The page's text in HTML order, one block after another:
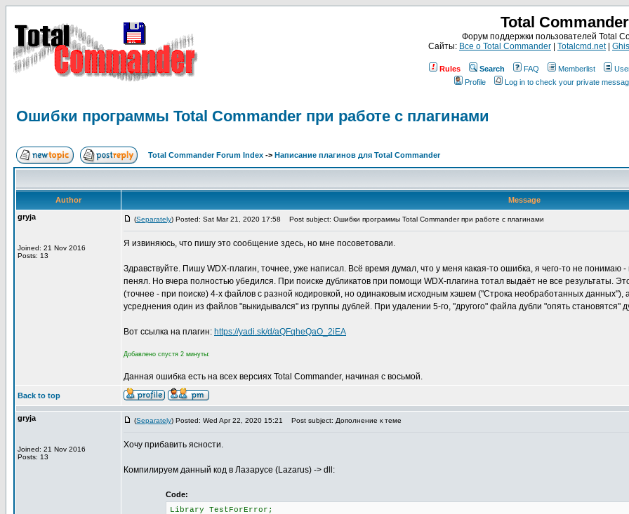
Total Commander
Форум поддержки пользователей Total
Сайты: Все о Total Commander Totalcmd.net|
Rules Search FAQ Memberlist
Profile
Log in to check your private
Ошибки программы Total Commander при работе с плагинами
Total Commander Forum Index -> Написание плагинов для Total Commander
Author
Message
gryja
Joined: 21 Nov 2016
Posts: 13
(Separately) Posted: Sat Mar 21, 2020 17:58 Post subject: Ошибки программы Total Commander при работе с плагинами
Я извиняюсь, что пишу это сообщение здесь, но мне посоветовали.
Здравствуйте. Пишу WDX-плагин, точнее, уже написал. Всё время думал, что у меня какая-то ошибка, я чего-то не понимаю
пенял. Но вчера полностью убедился. При поиске дубликатов при помощи WDX-плагина тотал выдаёт не все результаты.
(точнее - при поиске) 4-х файлов с разной кодировкой, но одинаковым исходным хэшем ("Строка необработанных данных"),
усреднения один из файлов "выкидывался" из группы дублей. При удалении 5-го, "другого" файла дубли "опять становятся"
Вот ссылка на плагин: https://yadi.sk/d/aQFqheQaO_2iEA
Добавлено спустя 2 минуты:
Данная ошибка есть на всех версиях Total Commander, начиная с восьмой.
Back to top
gryja
Joined: 21 Nov 2016
Posts: 13
(Separately) Posted: Wed Apr 22, 2020 15:21 Post subject: Дополнение к теме
Хочу прибавить ясности.
Компилируем данный код в Лазарусе (Lazarus) -> dll:
Code:
Library TestForError;